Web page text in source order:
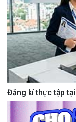
Đăng kí thực tập